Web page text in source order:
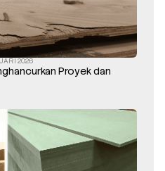
2026
Proyek dan